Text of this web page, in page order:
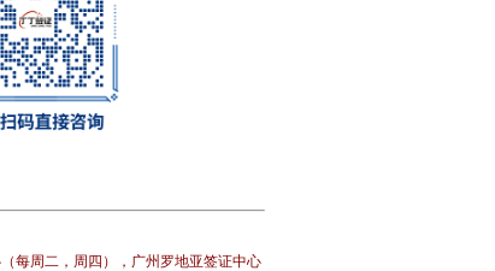
（每周二，周四），广州 罗地亚签证中心